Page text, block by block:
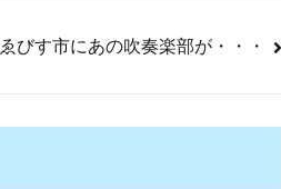
ゑびす市にあの吹奏楽部が・・・